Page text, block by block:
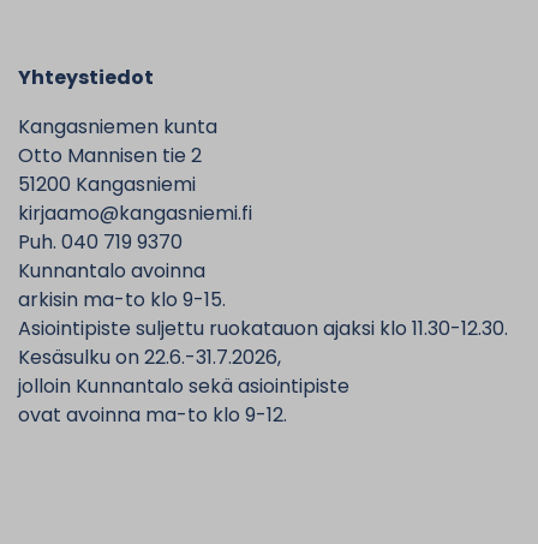
Yhteystiedot
Kangasniemen kunta
Otto Mannisen tie 2
51200 Kangasniemi
kirjaamo@kangasniemi.fi
Puh. 040 719 9370
Kunnantalo avoinna
arkisin ma-to klo 9-15.
Asiointipiste suljettu ruokatauon ajaksi klo 11.30-12.30.
Kesäsulku on 22.6.-31.7.2026,
jolloin Kunnantalo sekä asiointipiste
ovat avoinna ma-to klo 9-12.